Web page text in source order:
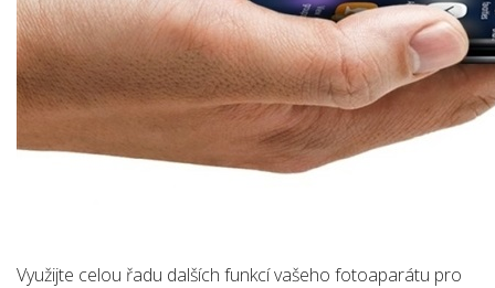
Využijte celou řadu dalších funkcí vašeho fotoaparátu pro